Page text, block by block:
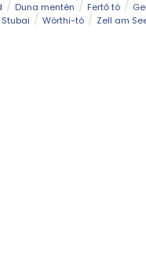
Duna mentén Fertő tó
Stubai Wörthi-tó Zell am